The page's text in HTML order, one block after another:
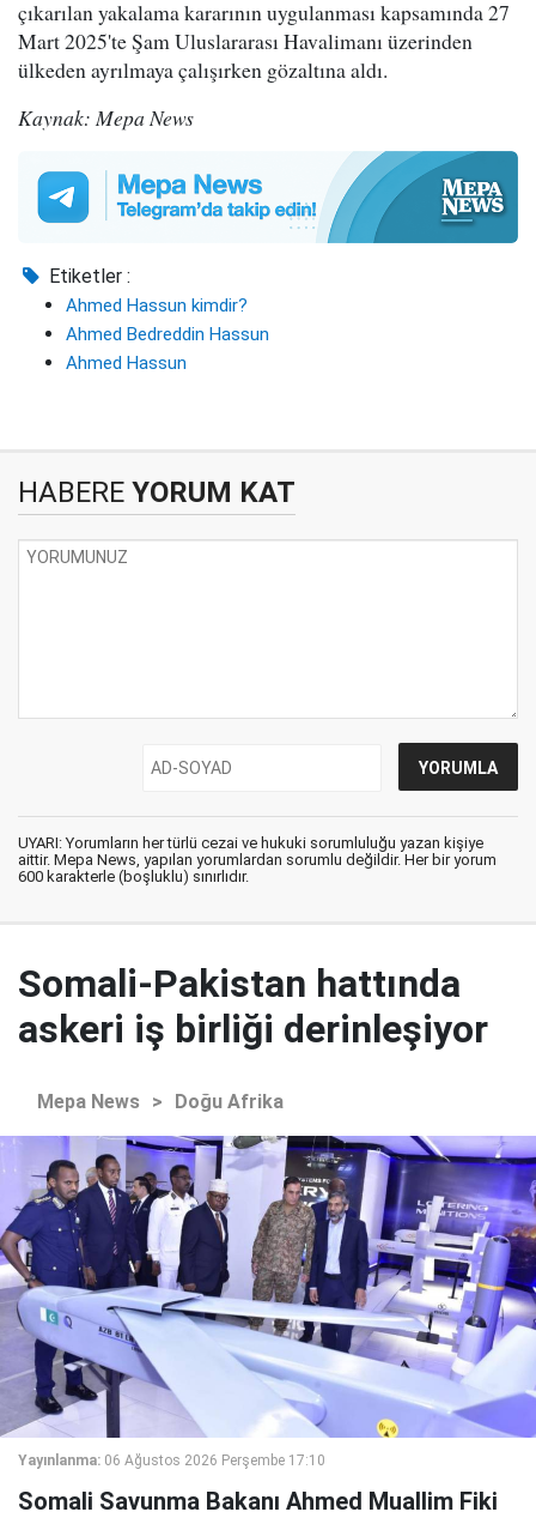
çıkarılan yakalama kararının uygulanması kapsamında 27
Mart 2025'te Şam Uluslararası Havalimanı üzerinden
ülkeden ayrılmaya çalışırken gözaltına aldı.
Kaynak: Mepa News
Etiketler :
Ahmed Hassun kimdir?
Ahmed Bedreddin Hassun
Ahmed Hassun
HABERE YORUM KAT
UYARI: Yorumların her türlü cezai ve hukuki sorumluluğu yazan kişiye
aittir. Mepa News, yapılan yorumlardan sorumlu değildir. Her bir yorum
600 karakterle (boşluklu) sınırlıdır.
Somali-Pakistan hattında
askeri iş birliği derinleşiyor
Mepa News > Doğu Afrika
Yayınlanma: 06 Ağustos 2026 Perşembe 17:10
Somali Savunma Bakanı Ahmed Muallim Fiki